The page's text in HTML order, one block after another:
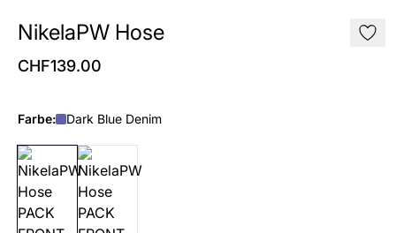
NikelaPW Hose
CHF139.00
Farbe: Dark Blue Denim